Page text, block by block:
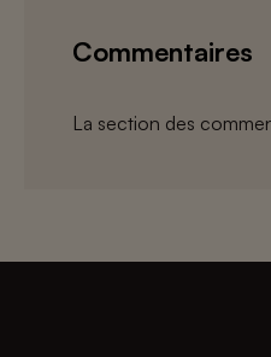
Commentaires
La section des